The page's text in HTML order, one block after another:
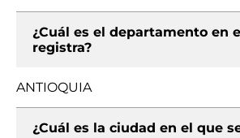
¿Cuál es el departamento en
registra?
ANTIOQUIA
¿Cuál es la ciudad en el que